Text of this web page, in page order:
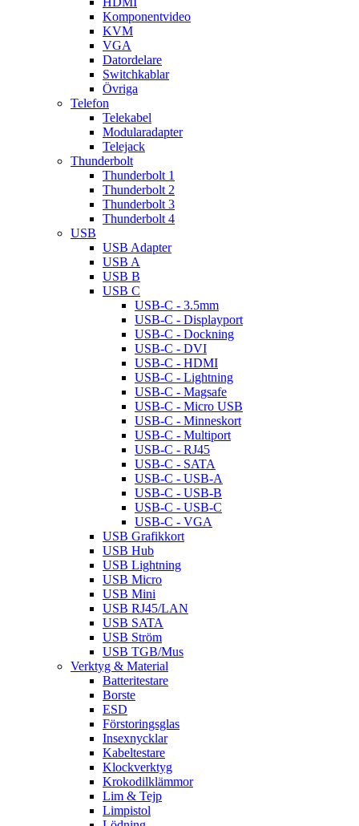
Komponentvideo
KVM
VGA
Datordelare
Switchkablar
Övriga
Telefon
Telekabel
Modularadapter
Telejack
Thunderbolt
Thunderbolt 1
Thunderbolt 2
Thunderbolt 3
Thunderbolt 4
USB
USB Adapter
USB A
USB B
USB C
USB-C - 3.5mm
USB-C - Displayport
USB-C - Dockning
USB-C - DVI
USB-C - HDMI
USB-C - Lightning
USB-C - Magsafe
USB-C - Micro USB
USB-C - Minneskort
USB-C - Multiport
USB-C - RJ45
USB-C - SATA
USB-C - USB-A
USB-C - USB-B
USB-C - USB-C
USB-C - VGA
USB Grafikkort
USB Hub
USB Lightning
USB Micro
USB Mini
USB RJ45/LAN
USB SATA
USB Ström
USB TGB/Mus
Verktyg & Material
Batteritestare
Borste
ESD
Förstoringsglas
Insexnycklar
Kabeltestare
Klockverktyg
Krokodilklämmor
Lim & Tejp
Limpistol